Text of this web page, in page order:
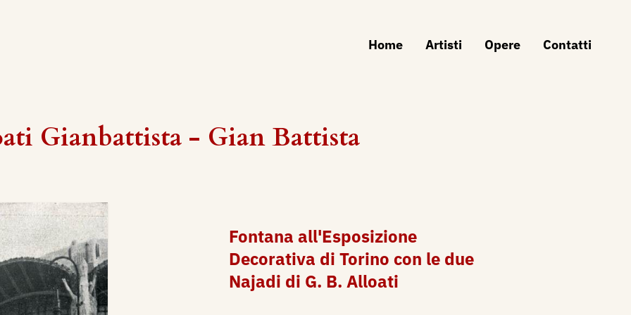
Home Artisti Opere Contatti
Gianbattista - Gian Battista
Fontana all'Esposizione
Decorativa di Torino con le due
Najadi di G. B. Alloati